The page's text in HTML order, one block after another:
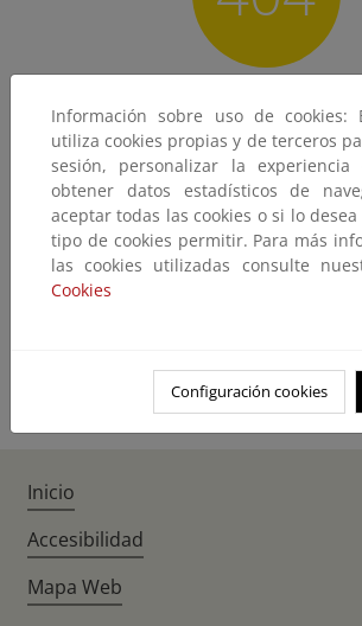
No encontramos lo
El contenido que ha solicitado no existe o no
momento.
Quizás pueda encontrarlo con el
Información sobre uso de cookies:
utiliza cookies propias y de terceros
sesión, personalizar la
obtener datos estadísticos de
aceptar todas las cookies o si lo
tipo de cookies permitir. Para más
las cookies utilizadas consulte
Cookies
Configuración cookies
Inicio
Accesibilidad
Mapa Web